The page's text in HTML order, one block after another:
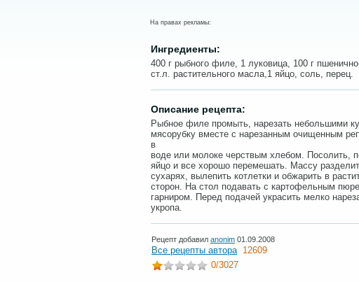
На правах рекламы:
Ингредиенты:
400 г рыбного филе, 1 луковица, 100 г
ст.л. растительного масла,1 яйцо, соль, перец.
Описание рецепта:
Рыбное филе промыть, нарезать небольшими
мясорубку вместе с нарезанным очищенным
в
воде или молоке черствым хлебом. Посолить,
яйцо и все хорошо перемешать. Массу
сухарях, вылепить котлетки и обжарить в
сторон. На стол подавать с картофельным
гарниром. Перед подачей украсить мелко
укропа.
Рецепт добавил anonim 01.09.2008
Все рецепты автора 12609
0/3027